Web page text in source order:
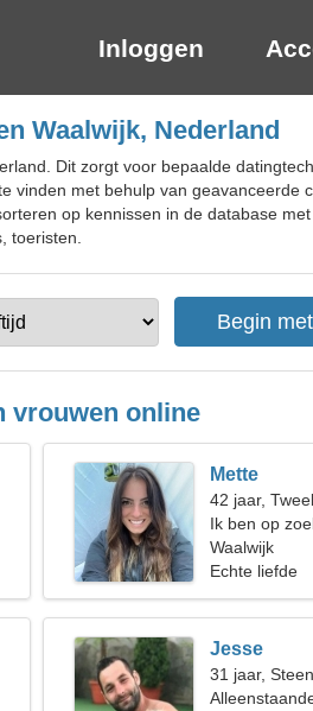
Inloggen
Waalwijk, Nederland
Dit zorgt voor bepaalde
vinden met behulp van geavanceerde
op kennissen in de database
toeristen.
vrouwen online
Mette
42 jaar,
Ik ben op
samen te
Waalwijk
Echte liefde
Jesse
31 jaar,